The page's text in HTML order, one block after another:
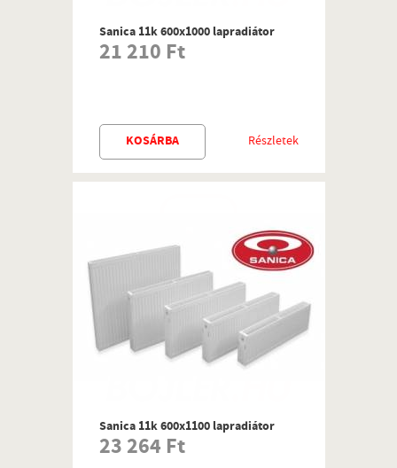
Sanica 11k 600x1000 lapradiátor
21 210 Ft
Részletek
KOSÁRBA
Sanica 11k 600x1100 lapradiátor
23 264 Ft